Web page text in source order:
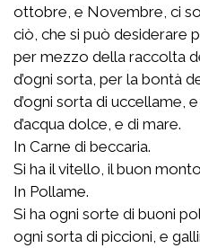
ottobre, e Novembre, ci
ciò, che si può desiderare
per mezzo della raccolta
d’ogni sorta, per la bontà
d’ogni sorta di uccellame,
d’acqua dolce, e di mare.
In Carne di beccaria.
Si ha il vitello, il buon
In Pollame.
Si ha ogni sorte di buoni
ogni sorta di piccioni, e